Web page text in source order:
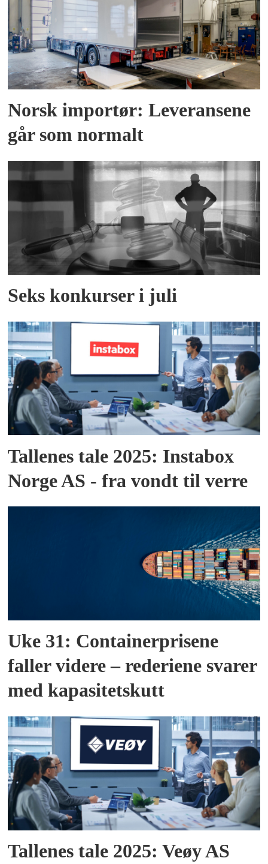
Norsk importør: Leveransene
går som normalt
Seks konkurser i juli
Tallenes tale 2025: Instabox
Norge AS - fra vondt til verre
Uke 31: Containerprisene
faller videre – rederiene svarer
med kapasitetskutt
Tallenes tale 2025: Veøy AS